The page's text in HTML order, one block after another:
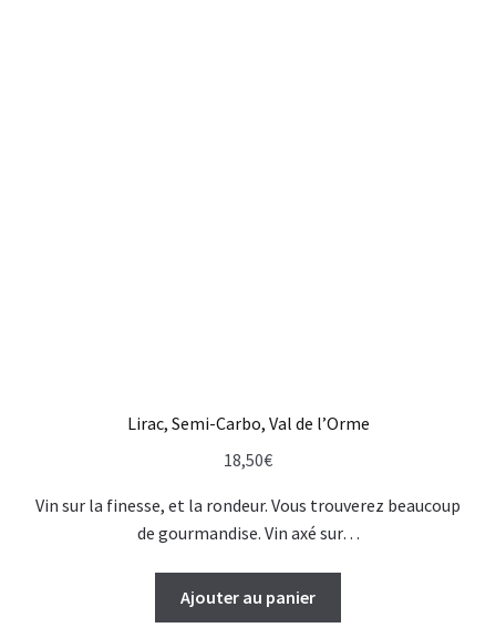
Lirac, Semi-Carbo, Val de l’Orme
18,50€
Vin sur la finesse, et la rondeur. Vous trouverez beaucoup
de gourmandise. Vin axé sur…
Ajouter au panier